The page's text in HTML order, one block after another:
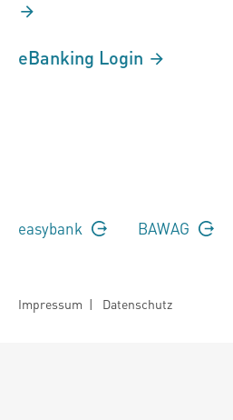
eBanking Login
easybank BAWAG
Impressum | Datenschutz